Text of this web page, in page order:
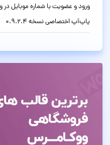
پاپ‌آپ اختصاصی نسخه 0.9.2.4